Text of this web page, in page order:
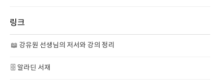
링크
📖 강유원 선생님의 저서와 강의 정리
🗄️ 알라딘 서재